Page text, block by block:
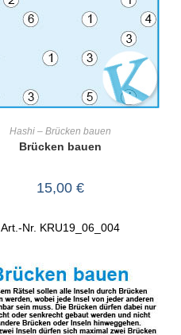
Hashi – Brücken bauen
Brücken bauen
15,00 €
Art.-Nr. KRU19_06_004